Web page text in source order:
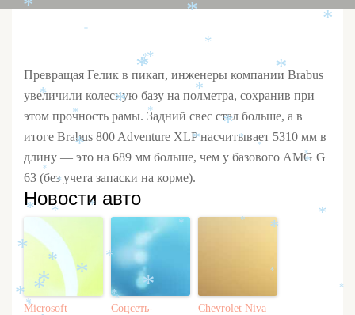
Превращая Гелик в пикап, инженеры компании Brabus
увеличили колесную базу на полметра, сохранив при
этом прочность рамы. Задний свес стал больше, а в
итоге Brabus 800 Adventure XLP насчитывает 5310 мм в
длину — это на 689 мм больше, чем у базового AMG G
63 (без учета запаски на корме).
Новости авто
Microsoft
Соцсеть-
Chevrolet Niva
*
*
*
*
*
* *
*
* *
*
*
*
*
*
*
*
*
*
*
*
*
*
*
* *
*
*
*
*
*
*
*
*
*
*
*
*
*
*
*
*
*
*